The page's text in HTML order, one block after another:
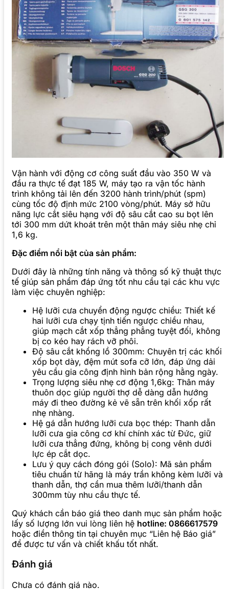
Vận hành với động cơ công suất đầu vào 350 W và
đầu ra thực tế đạt 185 W, máy tạo ra vận tốc hành
trình không tải lên đến 3200 hành trình/phút (spm)
cùng tốc độ định mức 2100 vòng/phút. Máy sở hữu
năng lực cắt siêu hạng với độ sâu cắt cao su bọt lên
tới 300 mm dứt khoát trên một thân máy siêu nhẹ chỉ
1,6 kg.
Đặc điểm nổi bật của sản phẩm:
Dưới đây là những tính năng và thông số kỹ thuật thực
tế giúp sản phẩm đáp ứng tốt nhu cầu tại các khu vực
làm việc chuyên nghiệp:
Hệ lưỡi cưa chuyển động ngược chiều: Thiết kế
hai lưỡi cưa chạy tịnh tiến ngược chiều nhau,
giúp mạch cắt xốp thẳng phẳng tuyệt đối, không
bị co kéo hay rách vỡ phôi.
Độ sâu cắt khổng lồ 300mm: Chuyên trị các khối
xốp bọt dày, đệm mút sofa cỡ lớn, đáp ứng dải
yêu cầu gia công định hình bản rộng hằng ngày.
Trọng lượng siêu nhẹ cơ động 1,6kg: Thân máy
thuôn dọc giúp người thợ dễ dàng dẫn hướng
máy đi theo đường kẻ vẽ sẵn trên khối xốp rất
nhẹ nhàng.
Hệ gá dẫn hướng lưỡi cưa bọc thép: Thanh dẫn
lưỡi cưa gia công cơ khí chính xác từ Đức, giữ
lưỡi cưa thẳng đứng, không bị cong vênh dưới
lực ép cắt dọc.
Lưu ý quy cách đóng gói (Solo): Mã sản phẩm
tiêu chuẩn từ hãng là máy trần không kèm lưỡi và
thanh dẫn, thợ cần mua thêm lưỡi/thanh dẫn
300mm tùy nhu cầu thực tế.
Quý khách cần báo giá theo danh mục sản phẩm hoặc
lấy số lượng lớn vui lòng liên hệ hotline: 0866617579
hoặc điền thông tin tại chuyên mục “Liên hệ Báo giá”
để được tư vấn và chiết khấu tốt nhất.
Đánh giá
Chưa có đánh giá nào.